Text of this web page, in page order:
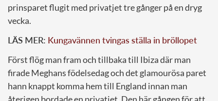
prinsparet flugit med privatjet tre gånger på en dryg
vecka.
LÄS MER: Kungavännen tvingas ställa in bröllopet
Först flög man fram och tillbaka till Ibiza där man
firade Meghans födelsedag och det glamourösa paret
hann knappt komma hem till England innan man
återigen bordade en privatjet. Den här gången för att